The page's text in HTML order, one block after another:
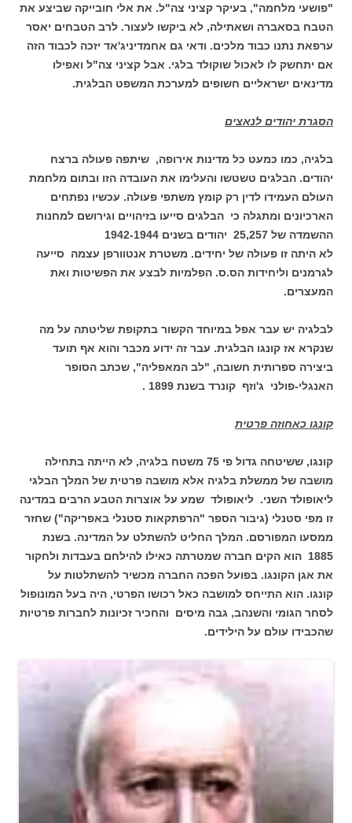
"פושעי מלחמה", בעיקר קציני צה"ל. את אלי חובייקה שביצע את
הטבח בסאברה ושאתילה, לא ביקשו לעצור. לרב הטבחים יאסר
ערפאת נתנו כבוד מלכים. ודאי גם אחמדיניג'אד יזכה לכבוד הזה
אם יתחשק לו לאכול שוקולד בלגי. אבל קציני צה"ל ואפילו
מדינאים ישראליים חשופים למערכת המשפט הבלגית.
הסגרת יהודים לנאצים
בלגיה, כמו כמעט כל מדינות אירופה, שיתפה פעולה ברצח
יהודים. הבלגים טשטשו והעלימו את העובדה הזו ובתום מלחמת
העולם העמידו לדין רק קומץ משתפי פעולה. עכשיו נפתחים
הארכיונים ומתגלה כי הבלגים סייעו בזיהויים וגירושם למחנות
ההשמדה של 25,257 יהודים בשנים 1942-1944
לא היתה זו פעולה של יחידים. משטרת אנטוורפן עצמה סייעה
לגרמנים וליחידות הס.ס. הפלמיות לבצע את הפשיטות ואת
המעצרים.
לבלגיה יש עבר אפל במיוחד הקשור בתקופת שליטתה על מה
שנקרא אז קונגו הבלגית. עבר זה ידוע מכבר והוא אף תועד
ביצירה ספרותית חשובה, "לב המאפליה", שכתב הסופר
האנגלי-פולני ג'וזף קונרד בשנת 1899 .
קונגו כאחוזה פרטית
קונגו, ששיטחה גדול פי 75 משטח בלגיה, לא הייתה בתחילה
מושבה של ממשלת בלגיה אלא מושבה פרטית של המלך הבלגי
ליאופולד השני. ליאופולד שמע על אוצרות הטבע הרבים במדינה
זו מפי סטנלי (גיבור הספר "הרפתקאות סטנלי באפריקה") שחזר
ממסעו המפורסם. המלך החליט להשתלט על המדינה. בשנת
1885 הוא הקים חברה שמטרתה כאילו להילחם בעבדות ולחקור
את אגן הקונגו. בפועל הפכה החברה מכשיר להשתלטות על
קונגו. הוא התייחס למושבה כאל רכושו הפרטי, היה בעל המונופול
לסחר הגומי והשנהב, גבה מיסים והחכיר זכיונות לחברות פרטיות
שהכבידו עולם על הילידים.